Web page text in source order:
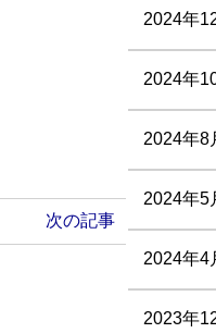
次の記事
2024年
2024年
2024年8
2024年5
2024年4
2023年